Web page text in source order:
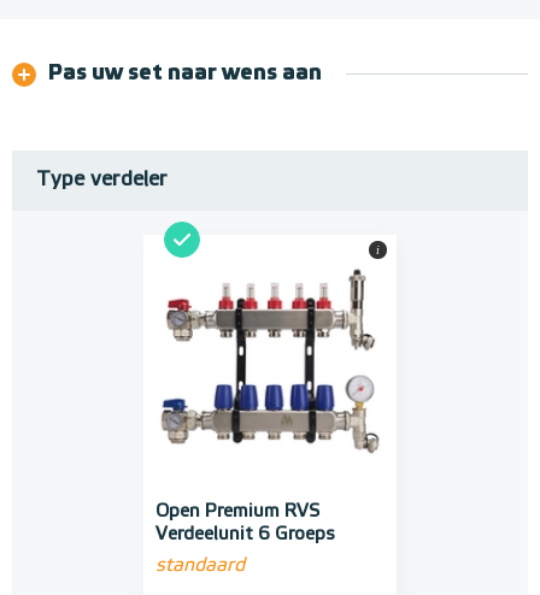
Pas uw set naar wens aan
Type verdeler
Open Premium RVS
Verdeelunit 6 Groeps
standaard
i